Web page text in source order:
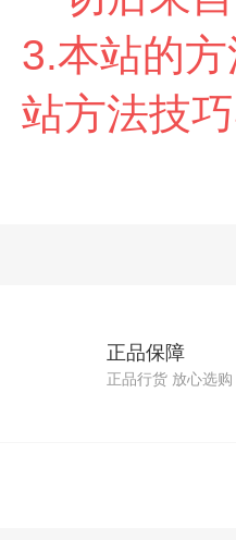
3.本站的
站方法技
正品保障
正品行货 放心选购